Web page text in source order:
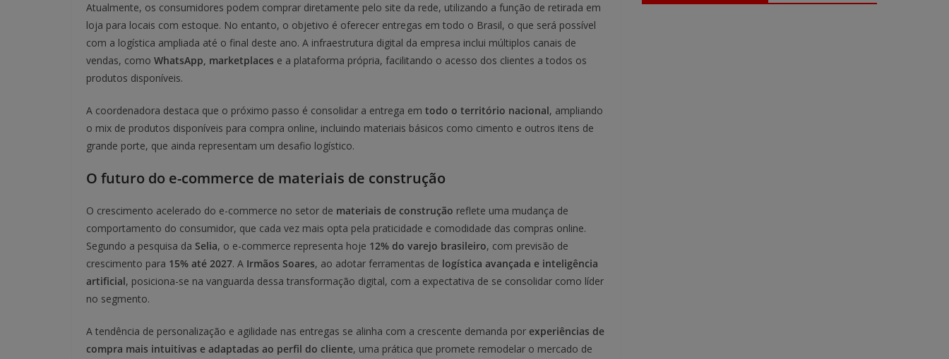
Atualmente, os consumidores podem comprar diretamente pelo site da rede, utilizando a função de retirada em
loja para locais com estoque. No entanto, o objetivo é oferecer entregas em todo o Brasil, o que será possível
com a logística ampliada até o final deste ano. A infraestrutura digital da empresa inclui múltiplos canais de
vendas, como WhatsApp, marketplaces e a plataforma própria, facilitando o acesso dos clientes a todos os
produtos disponíveis.
A coordenadora destaca que o próximo passo é consolidar a entrega em todo o território nacional, ampliando
o mix de produtos disponíveis para compra online, incluindo materiais básicos como cimento e outros itens de
grande porte, que ainda representam um desafio logístico.
O futuro do e-commerce de materiais de construção
O crescimento acelerado do e-commerce no setor de materiais de construção reflete uma mudança de
comportamento do consumidor, que cada vez mais opta pela praticidade e comodidade das compras online.
Segundo a pesquisa da Selia, o e-commerce representa hoje 12% do varejo brasileiro, com previsão de
crescimento para 15% até 2027. A Irmãos Soares, ao adotar ferramentas de logística avançada e inteligência
artificial, posiciona-se na vanguarda dessa transformação digital, com a expectativa de se consolidar como líder
no segmento.
A tendência de personalização e agilidade nas entregas se alinha com a crescente demanda por experiências de
compra mais intuitivas e adaptadas ao perfil do cliente, uma prática que promete remodelar o mercado de